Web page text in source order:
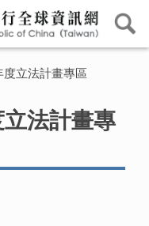
立法計畫專區
法計畫專